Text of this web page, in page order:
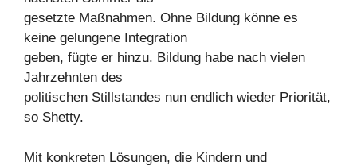
gesetzte Maßnahmen. Ohne Bildung könne es
keine gelungene Integration
geben, fügte er hinzu. Bildung habe nach vielen
Jahrzehnten des
politischen Stillstandes nun endlich wieder Priorität,
so Shetty.
Mit konkreten Lösungen, die Kindern und